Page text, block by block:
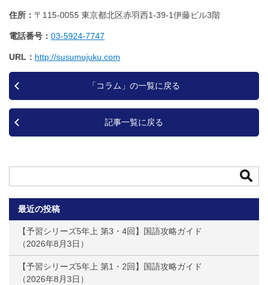
住所 〒115-0055 東京都北区赤羽西1‐39‐1伊藤ビル3階
電話番号 03-5924-7747
URL http://susumujuku.com
「コラム」の一覧に戻る
記事一覧に戻る
最近の投稿
【予習シリーズ5年上 第3・4回】国語攻略ガイド
2026年8月3日
【予習シリーズ5年上 第1・2回】国語攻略ガイド
2026年8月3日